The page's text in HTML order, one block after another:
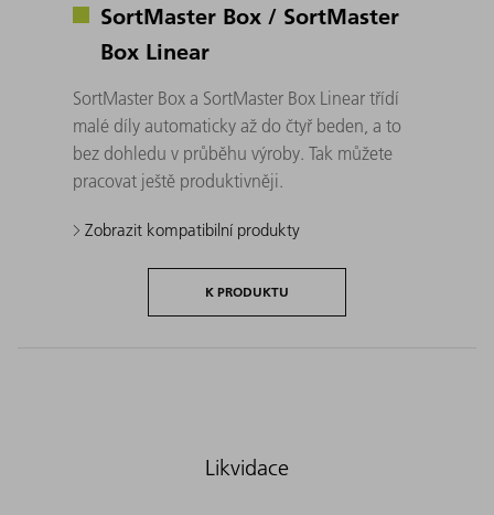
SortMaster Box / SortMaster
Box Linear
SortMaster Box a SortMaster Box Linear třídí
malé díly automaticky až do čtyř beden, a to
bez dohledu v průběhu výroby. Tak můžete
pracovat ještě produktivněji.
Zobrazit kompatibilní produkty
K PRODUKTU
Likvidace